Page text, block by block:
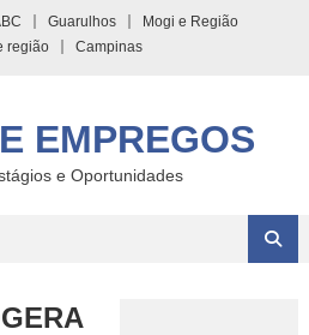
Guarulhos
Mogi e Região
região
Campinas
EMPREGOS
e Oportunidades